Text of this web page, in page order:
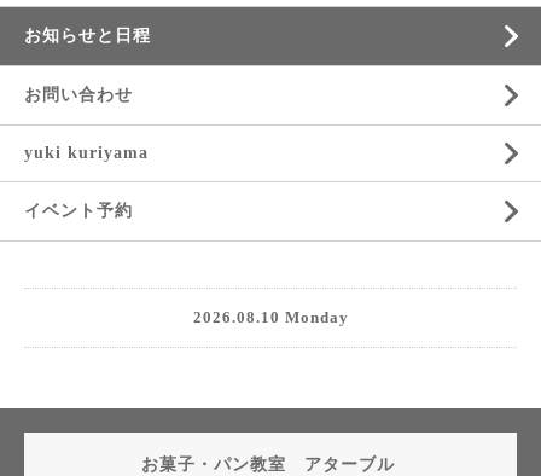
お知らせと日程
お問い合わせ
yuki kuriyama
イベント予約
2026.08.10 Monday
お菓子・パン教室 アターブル